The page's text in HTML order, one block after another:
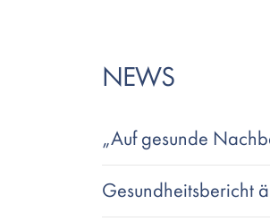
NEWS
„Auf gesunde
Gesundheitsbericht